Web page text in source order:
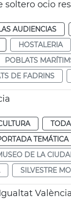
soltero ocio
AUDIENCIAS
HOSTALERIA
POBLATS
DE FADRINS
TEMÁTICA
DE LA
SILVESTRE